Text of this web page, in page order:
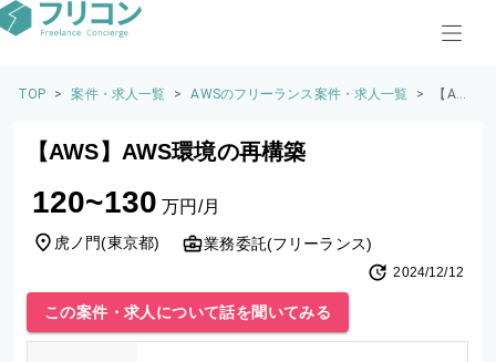
TOP > 案件・求人一覧 > AWSのフリーランス案件・求人一覧 >
【AW
【AWS】AWS環境の再構築
120~130 万円/月
虎ノ門(東京都) 業務委託(フリーランス)
2024/12/12
この案件・求人について話を聞いてみる